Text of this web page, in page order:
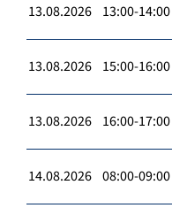
13.08.2026 13:00-14:00
13.08.2026 15:00-16:00
13.08.2026 16:00-17:00
14.08.2026 08:00-09:00